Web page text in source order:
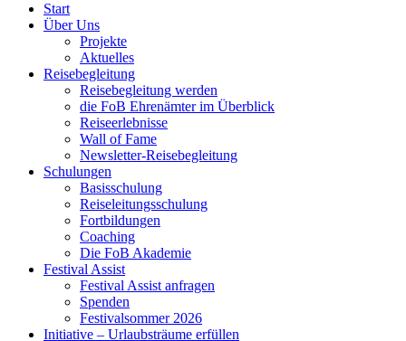
Start
Über Uns
Projekte
Aktuelles
Reisebegleitung
Reisebegleitung werden
die FoB Ehrenämter im Überblick
Reiseerlebnisse
Wall of Fame
Newsletter-Reisebegleitung
Schulungen
Basisschulung
Reiseleitungsschulung
Fortbildungen
Coaching
Die FoB Akademie
Festival Assist
Festival Assist anfragen
Spenden
Festivalsommer 2026
Initiative – Urlaubsträume erfüllen